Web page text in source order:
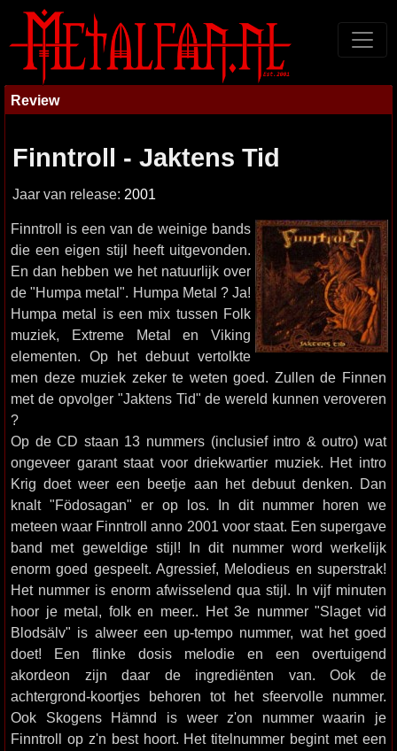
Review
Finntroll - Jaktens Tid
Jaar van release: 2001
Finntroll is een van de weinige bands
die een eigen stijl heeft uitgevonden.
En dan hebben we het natuurlijk over
de "Humpa metal". Humpa Metal ? Ja!
Humpa metal is een mix tussen Folk
muziek, Extreme Metal en Viking
elementen. Op het debuut vertolkte
men deze muziek zeker te weten goed. Zullen de Finnen
met de opvolger "Jaktens Tid" de wereld kunnen veroveren
?
Op de CD staan 13 nummers (inclusief intro & outro) wat
ongeveer garant staat voor driekwartier muziek. Het intro
Krig doet weer een beetje aan het debuut denken. Dan
knalt "Födosagan" er op los. In dit nummer horen we
meteen waar Finntroll anno 2001 voor staat. Een supergave
band met geweldige stijl! In dit nummer word werkelijk
enorm goed gespeelt. Agressief, Melodieus en superstrak!
Het nummer is enorm afwisselend qua stijl. In vijf minuten
hoor je metal, folk en meer.. Het 3e nummer "Slaget vid
Blodsälv" is alweer een up-tempo nummer, wat het goed
doet! Een flinke dosis melodie en een overtuigend
akordeon zijn daar de ingrediënten van. Ook de
achtergrond-koortjes behoren tot het sfeervolle nummer.
Ook Skogens Hämnd is weer z'on nummer waarin je
Finntroll op z'n best hoort. Het titelnummer begint met een